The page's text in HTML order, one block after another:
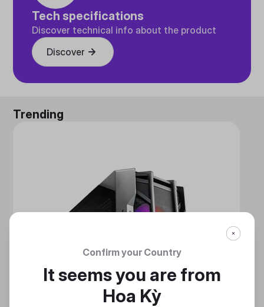
Tech specifications
Discover technical info about the product
Discover
Trending
Confirm your Country
It seems you are from
Hoa Kỳ